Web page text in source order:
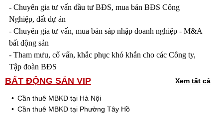
- Chuyên gia tư vấn đầu tư BĐS, mua bán BĐS Công
Nghiệp, đất dự án
- Chuyên gia tư vấn, mua bán sáp nhập doanh nghiệp - M&A
bất động sản
- Tham mưu, cố vấn, khắc phục khó khắn cho các Công ty,
Tập đoàn BĐS
BẤT ĐỘNG SẢN VIP Xem tất cả
Cần thuê MBKD tại Hà Nội
Cần thuê MBKD tại Phường Tây Hồ